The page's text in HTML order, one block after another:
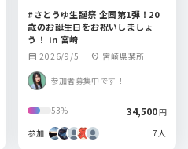
#さとうゆ生誕祭 企画第1弾！20
歳のお誕生日をお祝いしましょ
う！ in 宮崎
calendar_month 2026/9/5 location_on 宮崎県某所
参加者募集中です！
53% 34,500円
参加
7人